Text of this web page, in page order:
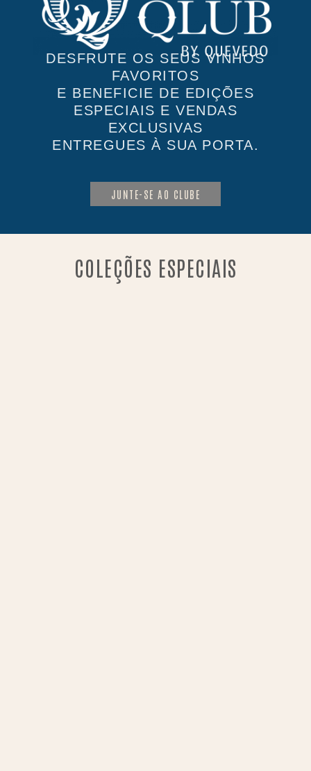
DESFRUTE OS SEUS VINHOS
FAVORITOS
E BENEFICIE DE EDIÇÕES
ESPECIAIS E VENDAS
EXCLUSIVAS
ENTREGUES À SUA PORTA.
JUNTE-SE AO CLUBE
COLEÇÕES ESPECIAIS